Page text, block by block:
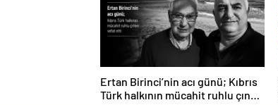
Ertan Birinci’nin acı günü; Kıbrıs
Türk halkının mücahit ruhlu çınarı